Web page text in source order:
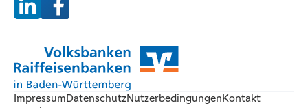
ImpressumDatenschutzNutzerbedingungenKontakt